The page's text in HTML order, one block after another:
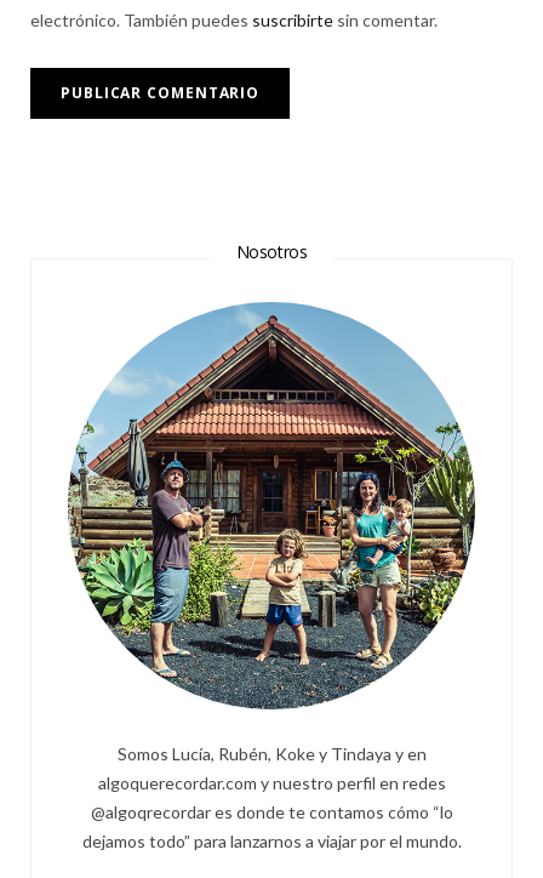
electrónico. También puedes suscribirte sin comentar.
Nosotros
Somos Lucía, Rubén, Koke y Tindaya y en
algoquerecordar.com y nuestro perfil en redes
@algoqrecordar es donde te contamos cómo “lo
dejamos todo” para lanzarnos a viajar por el mundo.